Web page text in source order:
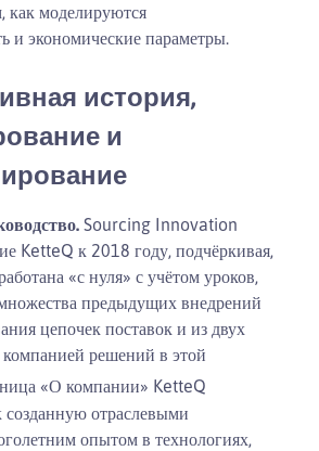
как моделируются
и экономические параметры.
история,
и
Sourcing Innovation
KetteQ к 2018 году, подчёркивая,
«с нуля» с учётом уроков,
предыдущих внедрений
цепочек поставок и из двух
решений в этой
«О компании» KetteQ
созданную отраслевыми
опытом в технологиях,